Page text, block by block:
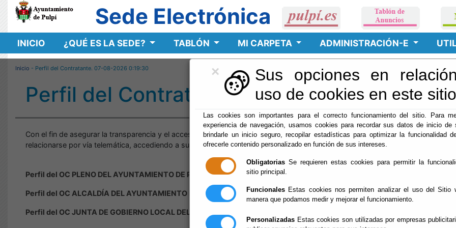
×
Sus opciones en
uso de cookies en este sitio
Las cookies son importantes para el correcto funcionamiento del sitio. Para
experiencia de navegación, usamos cookies para recordar sus datos de inicio de
brindarle un inicio seguro, recopilar estadísticas para optimizar la funcionalidad
ofrecerle contenido personalizado en función de sus intereses.
Obligatorias Se requieren estas cookies para permitir la
sitio principal.
Funcionales Estas cookies nos permiten analizar el uso del Sitio
manera que podamos medir y mejorar el funcionamiento.
Personalizadas Estas cookies son utilizadas por empresas
Sede Electrónica
INICIO ¿QUÉ ES LA SEDE? TABLÓN MI CARPETA ADMINISTRACIÓN-E
Inicio - Perfil del Contratante. 07-08-2026 0:19:31
Perfil del Contratante.07-08-2026 0:19:31
Con el fin de asegurar la transparencia y el acceso público a la información relativa a la actividad contractual del
relacionarse por vía telemática, accediendo a su Oficina Virtual, utilizando un certificado de Identidad Digital reconocido por
Perfil del OC PLENO DEL AYUNTAMIENTO DE PULPÍ en la PCSP
Perfil del OC ALCALDÍA DEL AYUNTAMIENTO DE PULPÍ en la PCSP
Perfil del OC JUNTA DE GOBIERNO LOCAL DEL AYUNTAMIENTO DE PULPÍ en la PCSP